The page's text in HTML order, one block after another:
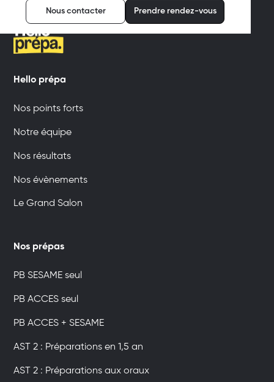
Nous contacter Prendre rendez-vous
Hello prépa
Nos points forts
Notre équipe
Nos résultats
Nos évènements
Le Grand Salon
Nos prépas
PB SESAME seul
PB ACCES seul
PB ACCES + SESAME
AST 2 : Préparations en 1,5 an
AST 2 : Préparations aux oraux